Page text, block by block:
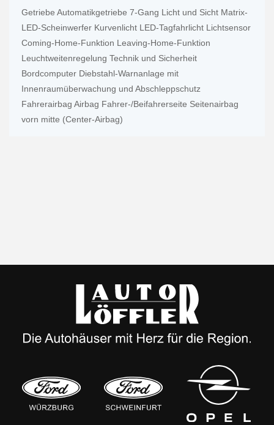
Getriebe Automatikgetriebe 7-Gang Licht und Sicht Matrix-
LED-Scheinwerfer Kurvenlicht LED-Tagfahrlicht Lichtsensor
Coming-Home-Funktion Leaving-Home-Funktion
Leuchtweitenregelung Technik und Sicherheit
Bordcomputer Diebstahl-Warnanlage mit
Innenraumüberwachung und Abschleppschutz
Fahrerairbag Airbag Fahrer-/Beifahrerseite Seitenairbag
vorn mitte (Center-Airbag)